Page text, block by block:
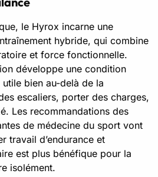
le Hyrox incarne une
hybride, qui combine
et force fonctionnelle.
développe une condition
bien au-delà de la
escaliers, porter des charges,
Les recommandations des
de médecine du sport vont
travail d’endurance et
est plus bénéfique pour la
isolément.